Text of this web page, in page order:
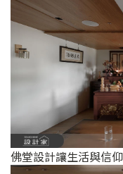
佛堂設計讓生活與信